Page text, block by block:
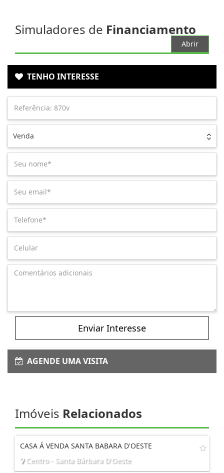
Simuladores de Financiamento
Abrir
TENHO INTERESSE
Venda
Enviar Interesse
AGENDE UMA VISITA
Imóveis Relacionados
CASA Á VENDA SANTA BABARA D'OESTE
Centro - Santa Bárbara D'Oeste